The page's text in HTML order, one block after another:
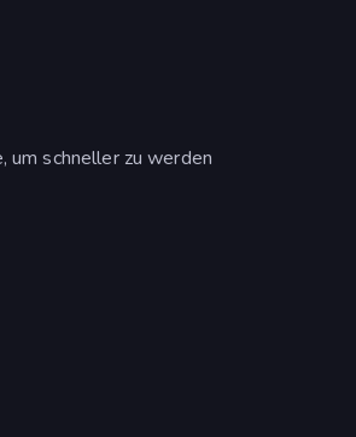
schneller zu werden